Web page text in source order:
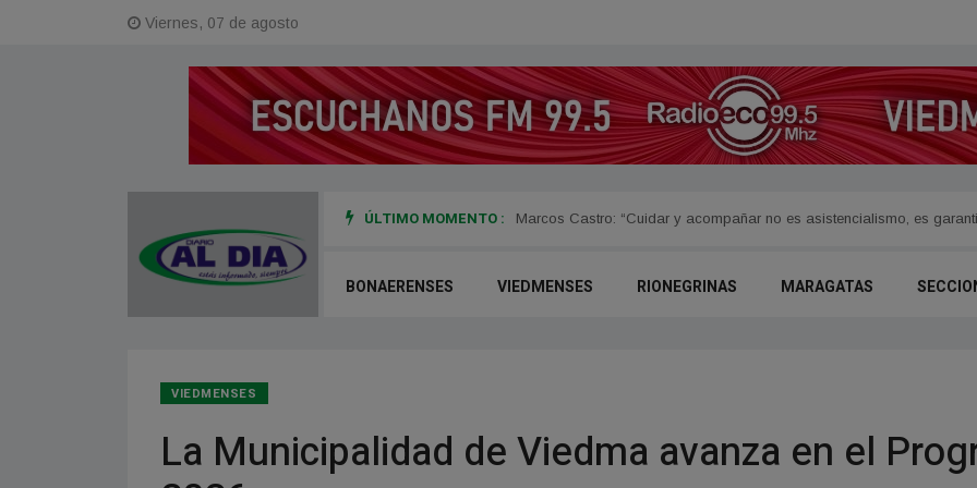
Viernes, 07 de agosto
ÚLTIMO MOMENTO : Capacitación gratuita en RCP y prevención de intoxicaciones por
BONAERENSES VIEDMENSES RIONEGRINAS MARAGATAS
VIEDMENSES
La Municipalidad de Viedma avanza en el